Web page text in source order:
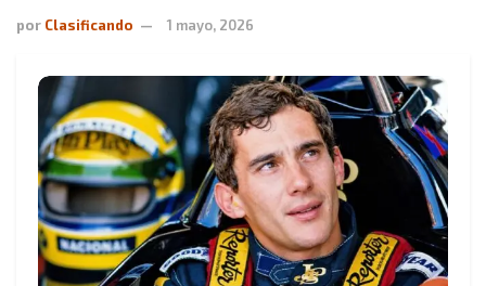
por Clasificando 1 mayo, 2026